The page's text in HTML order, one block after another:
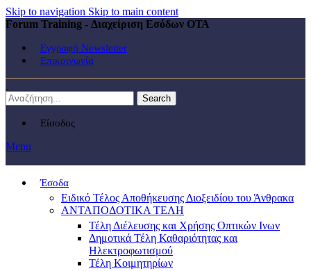
Skip to navigation Skip to main content
Forum Training - Διαχείριση Εσόδων ΟΤΑ
Εγγραφή Newsletter
Επικοινωνία
Search
Είσοδος
Menu
Έσοδα
Ειδικό Τέλος Αποθήκευσης Διοξειδίου του Άνθρακα
ΑΝΤΑΠΟΔΟΤΙΚΑ ΤΕΛΗ
Τέλη Διέλευσης και Χρήσης Οπτικών Ινων
Δημοτικά Τέλη Καθαριότητας και
Ηλεκτροφωτισμού
Τέλη Κοιμητηρίων